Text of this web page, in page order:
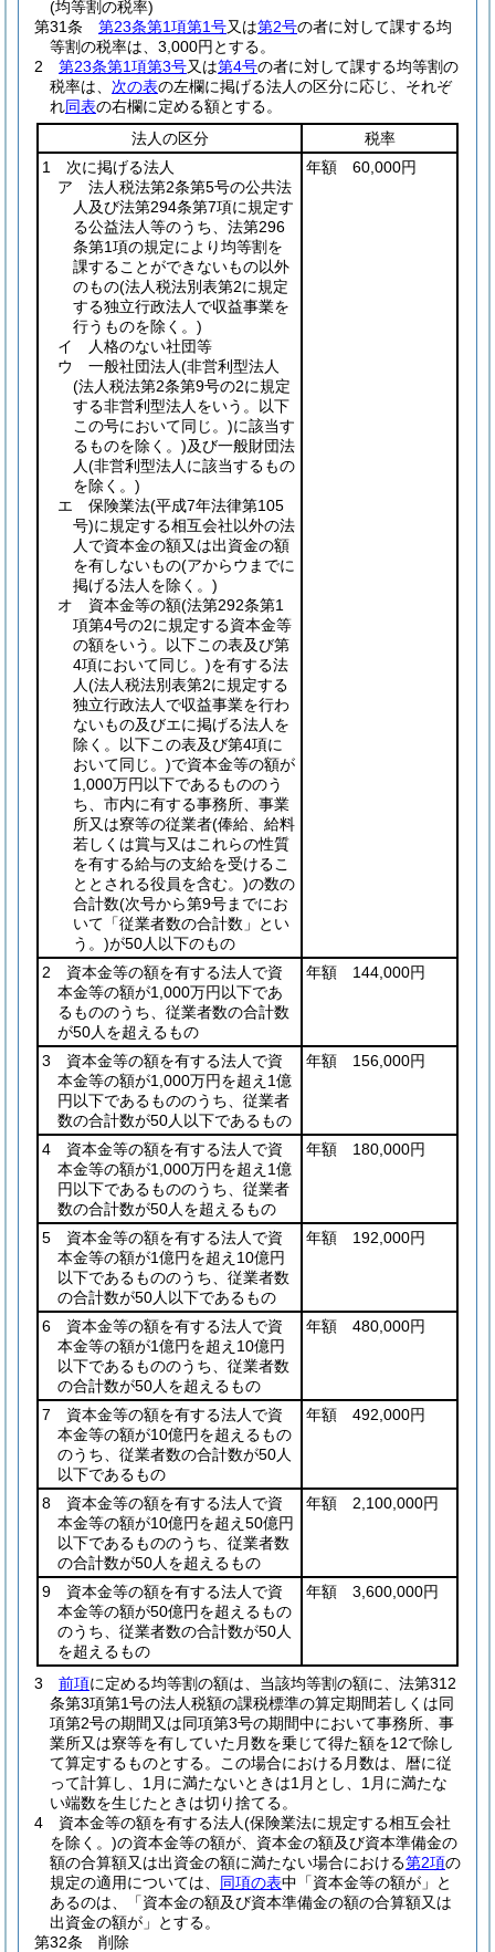
(均等割の税率)
第31条
第23条第1項第1号又は第2号の者に対して課する均
等割の税率は、3,000円とする。
2
第23条第1項第3号又は第4号の者に対して課する均等割の
税率は、 次の表の左欄に掲げる法人の区分に応じ、それぞ
れ同表の右欄に定める額とする。
法人の区分
税率
1 次に掲げる法人
ア 法人税法第2条第5号の公共法
人及び法第294条第7項に規定す
る公益法人等のうち、法第296
条第1項の規定により均等割を
課することができないもの以外
のもの(法人税法別表第2に規定
する独立行政法人で収益事業を
行うものを除く。)
イ 人格のない社団等
ウ 一般社団法人(非営利型法人
(法人税法第2条第9号の2に規定
する非営利型法人をいう。以下
この号において同じ。)に該当す
るものを除く。)及び一般財団法
人(非営利型法人に該当するもの
を除く。)
エ 保険業法(平成7年法律第105
号)に規定する相互会社以外の法
人で資本金の額又は出資金の額
を有しないもの(アからウまでに
掲げる法人を除く。)
オ 資本金等の額(法第292条第1
項第4号の2に規定する資本金等
の額をいう。以下この表及び第
4項において同じ。)を有する法
人(法人税法別表第2に規定する
独立行政法人で収益事業を行わ
ないもの及びエに掲げる法人を
除く。以下この表及び第4項に
おいて同じ。)で資本金等の額が
1,000万円以下であるもののう
ち、市内に有する事務所、事業
所又は寮等の従業者(俸給、給料
若しくは賞与又はこれらの性質
を有する給与の支給を受けるこ
ととされる役員を含む。)の数の
合計数(次号から第9号までにお
いて「従業者数の合計数」とい
う。)が50人以下のもの
年額 60,000円
2 資本金等の額を有する法人で資
本金等の額が1,000万円以下であ
るもののうち、従業者数の合計数
が50人を超えるもの
年額 144,000円
3 資本金等の額を有する法人で資
本金等の額が1,000万円を超え1億
円以下であるもののうち、従業者
数の合計数が50人以下であるもの
年額 156,000円
4 資本金等の額を有する法人で資
本金等の額が1,000万円を超え1億
円以下であるもののうち、従業者
数の合計数が50人を超えるもの
年額 180,000円
5 資本金等の額を有する法人で資
本金等の額が1億円を超え10億円
以下であるもののうち、従業者数
の合計数が50人以下であるもの
年額 192,000円
6 資本金等の額を有する法人で資
本金等の額が1億円を超え10億円
以下であるもののうち、従業者数
の合計数が50人を超えるもの
年額 480,000円
7 資本金等の額を有する法人で資
本金等の額が10億円を超えるもの
のうち、従業者数の合計数が50人
以下であるもの
年額 492,000円
8 資本金等の額を有する法人で資
本金等の額が10億円を超え50億円
以下であるもののうち、従業者数
の合計数が50人を超えるもの
年額 2,100,000円
9 資本金等の額を有する法人で資
本金等の額が50億円を超えるもの
のうち、従業者数の合計数が50人
を超えるもの
年額 3,600,000円
3 前項に定める均等割の額は、当該均等割の額に、法第312
条第3項第1号の法人税額の課税標準の算定期間若しくは同
項第2号の期間又は同項第3号の期間中において事務所、事
業所又は寮等を有していた月数を乗じて得た額を12で除し
て算定するものとする。
この場合における月数は、暦に従
って計算し、1月に満たないときは1月とし、1月に満たな
い端数を生じたときは切り捨てる。
4
資本金等の額を有する法人(保険業法に規定する相互会社
を除く。)の資本金等の額が、資本金の額及び資本準備金の
額の合算額又は出資金の額に満たない場合における第2項の
規定の適用については、 同項の表中「資本金等の額が」と
あるのは、「資本金の額及び資本準備金の額の合算額又は
出資金の額が」とする。
第32条
削除